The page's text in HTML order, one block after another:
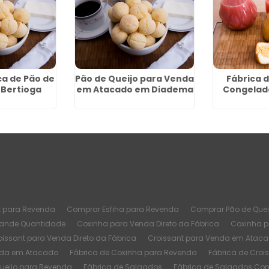
de Pão de
Pão de Queijo para Venda
em Atacado em Diadema
Fábrica
Revenda Comprar Esfiha para Revenda Comprar Pão de
Quantidade Coxinha para Venda Direto da Fábrica
Coxinha
para Venda Direto da Fábrica Croissant para Venda em
em Atacado Fábrica de Coxinha para Revenda
Fábrica de
para Revenda Fábrica de Salgados Fábrica de Salgados